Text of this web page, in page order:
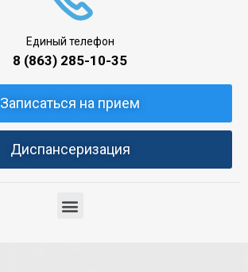
Единый телефон
8 (863) 285-10-35
Записаться на прием
Диспансеризация